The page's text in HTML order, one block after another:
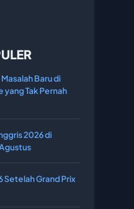
Baru di
Tak Pernah
2026 di
Setelah Grand Prix